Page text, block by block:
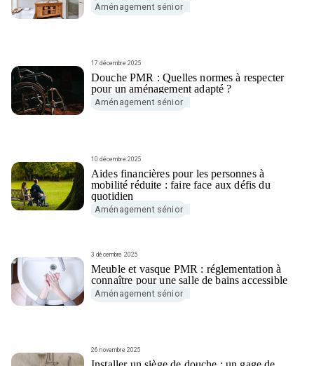
Aménagement sénior
17 décembre 2025
Douche PMR : Quelles normes à respecter
pour un aménagement adapté ?
Aménagement sénior
10 décembre 2025
Aides financières pour les personnes à
mobilité réduite : faire face aux défis du
quotidien
Aménagement sénior
3 décembre 2025
Meuble et vasque PMR : réglementation à
connaître pour une salle de bains accessible
Aménagement sénior
26 novembre 2025